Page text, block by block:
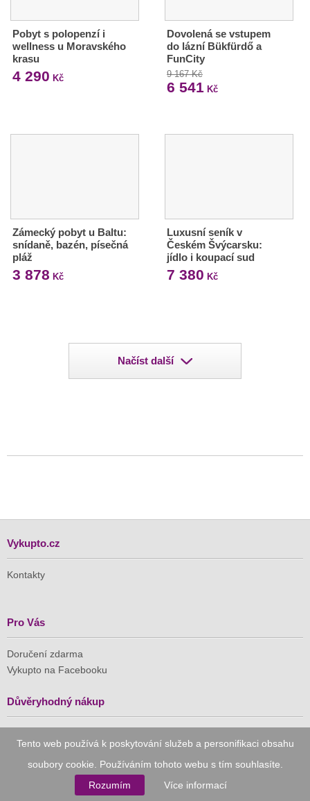
Tento web používá k poskytování služeb a personifikaci obsahu
soubory cookie. Používáním tohoto webu s tím souhlasíte.
Rozumím
Více informací
Pobyt s polopenzí i
wellness u Moravského
krasu
4 290 Kč
Dovolená se vstupem
do lázní Bükfürdő a
FunCity
9 167 Kč
6 541 Kč
Zámecký pobyt u Baltu:
snídaně, bazén, písečná
pláž
3 878 Kč
Luxusní seník v
Českém Švýcarsku:
jídlo i koupací sud
7 380 Kč
Načíst další
Vykupto.cz
Kontakty
Pro Vás
Doručení zdarma
Vykupto na Facebooku
Důvěryhodný nákup
komerci (APEK)